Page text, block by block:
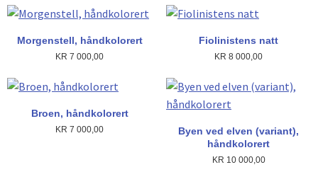
Morgenstell, håndkolorert
KR 7 000,00
Fiolinistens natt
KR 8 000,00
Broen, håndkolorert
KR 7 000,00
Byen ved elven (variant),
håndkolorert
KR 10 000,00